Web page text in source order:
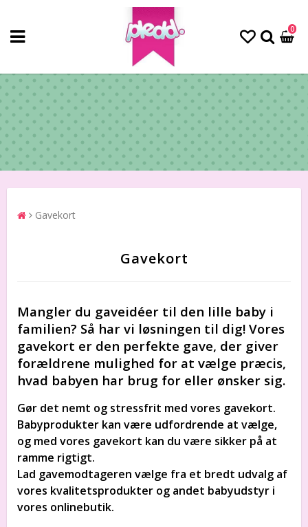
0
Gavekort
Gavekort
Mangler du gaveidéer til den lille baby i
familien? Så har vi løsningen til dig! Vores
gavekort er den perfekte gave, der giver
forældrene mulighed for at vælge præcis,
hvad babyen har brug for eller ønsker sig.
Gør det nemt og stressfrit med vores gavekort.
Babyprodukter kan være udfordrende at vælge,
og med vores gavekort kan du være sikker på at
ramme rigtigt.
Lad gavemodtageren vælge fra et bredt udvalg af
vores kvalitetsprodukter og andet babyudstyr i
vores onlinebutik.